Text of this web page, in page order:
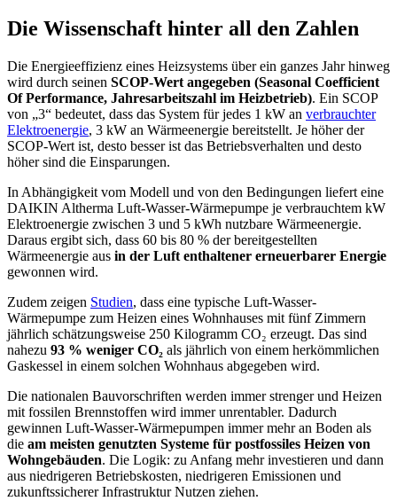
Die Wissenschaft hinter all den Zahlen
Die Energieeffizienz eines Heizsystems über ein ganzes Jahr hinweg
wird durch seinen SCOP-Wert angegeben (Seasonal Coefficient
Of Performance, Jahresarbeitszahl im Heizbetrieb). Ein SCOP
von „3“ bedeutet, dass das System für jedes 1 kW an verbrauchter
Elektroenergie, 3 kW an Wärmeenergie bereitstellt. Je höher der
SCOP-Wert ist, desto besser ist das Betriebsverhalten und desto
höher sind die Einsparungen.
In Abhängigkeit vom Modell und von den Bedingungen liefert eine
DAIKIN Altherma Luft-Wasser-Wärmepumpe je verbrauchtem kW
Elektroenergie zwischen 3 und 5 kWh nutzbare Wärmeenergie.
Daraus ergibt sich, dass 60 bis 80 % der bereitgestellten
Wärmeenergie aus in der Luft enthaltener erneuerbarer Energie
gewonnen wird.
Zudem zeigen Studien, dass eine typische Luft-Wasser-
Wärmepumpe zum Heizen eines Wohnhauses mit fünf Zimmern
jährlich schätzungsweise 250 Kilogramm CO₂ erzeugt. Das sind
nahezu 93 % weniger CO₂ als jährlich von einem herkömmlichen
Gaskessel in einem solchen Wohnhaus abgegeben wird.
Die nationalen Bauvorschriften werden immer strenger und Heizen
mit fossilen Brennstoffen wird immer unrentabler. Dadurch
gewinnen Luft-Wasser-Wärmepumpen immer mehr an Boden als
die am meisten genutzten Systeme für postfossiles Heizen von
Wohngebäuden. Die Logik: zu Anfang mehr investieren und dann
aus niedrigeren Betriebskosten, niedrigeren Emissionen und
zukunftssicherer Infrastruktur Nutzen ziehen.